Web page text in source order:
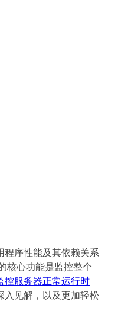
程序性能及其依赖关系
核心功能是监控整个
控服务器正常运行时
入见解，以及更加轻松